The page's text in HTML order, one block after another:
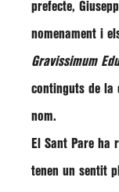
prefecte,
nomenament i
Gravissimum
continguts de la
nom.
El Sant Pare ha
tenen un sentit